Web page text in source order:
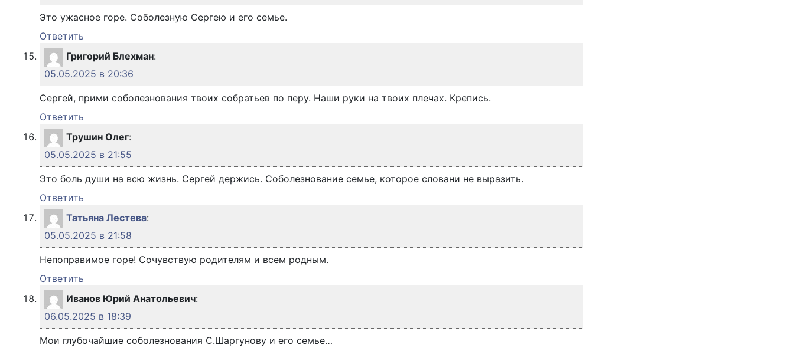
Это ужасное горе. Соболезную Сергею и его семье.
Ответить
Григорий Блехман:
05.05.2025 в 20:36
Сергей, прими соболезнования твоих собратьев по перу. Наши руки на твоих плечах. Крепись.
Ответить
Трушин Олег:
05.05.2025 в 21:55
Это боль души на всю жизнь. Сергей держись. Соболезнование семье, которое словани не выразить.
Ответить
Татьяна Лестева:
05.05.2025 в 21:58
Непоправимое горе! Сочувствую родителям и всем родным.
Ответить
Иванов Юрий Анатольевич:
06.05.2025 в 18:39
Мои глубочайшие соболезнования С.Шаргунову и его семье…